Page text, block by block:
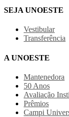
SEJA UNOESTE
Vestibular
Transferência
A UNOESTE
Mantenedora
50 Anos
Avaliação
Prêmios
Campi